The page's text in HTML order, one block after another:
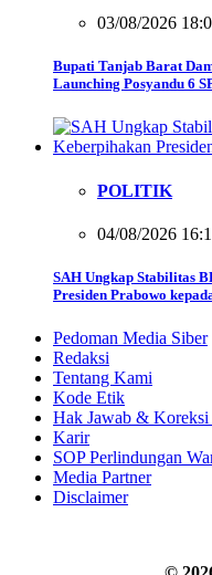
03/08/2026
Bupati Tanjab Barat
Launching Posyandu 6
POLITIK
04/08/2026
SAH Ungkap Stabilitas
Presiden Prabowo
Pedoman Media Siber
Redaksi
Tentang Kami
Kode Etik
Hak Jawab & Koreksi
Karir
SOP Perlindungan
Media Partner
Disclaimer